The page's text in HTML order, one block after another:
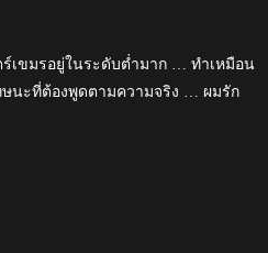
เขมรอยู่ในระดับต่ำมาก … ทำเหมือน
ษนะที่ต้องพูดตามความจริง … ผมรัก